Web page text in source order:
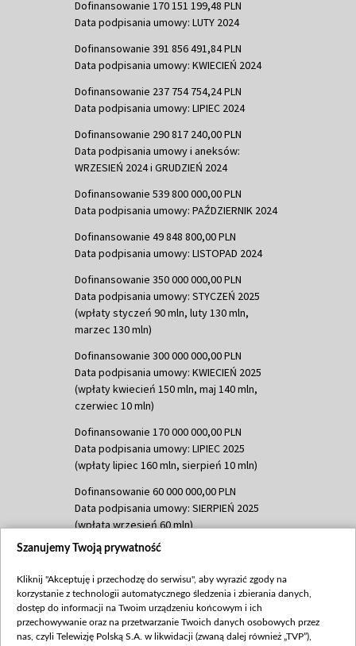
Dofinansowanie 170 151 199,48 PLN
Data podpisania umowy: LUTY 2024
Dofinansowanie 391 856 491,84 PLN
Data podpisania umowy: KWIECIEŃ 2024
Dofinansowanie 237 754 754,24 PLN
Data podpisania umowy: LIPIEC 2024
Dofinansowanie 290 817 240,00 PLN
Data podpisania umowy i aneksów:
WRZESIEŃ 2024 i GRUDZIEŃ 2024
Dofinansowanie 539 800 000,00 PLN
Data podpisania umowy: PAŹDZIERNIK 2024
Dofinansowanie 49 848 800,00 PLN
Data podpisania umowy: LISTOPAD 2024
Dofinansowanie 350 000 000,00 PLN
Data podpisania umowy: STYCZEŃ 2025
(wpłaty styczeń 90 mln, luty 130 mln,
marzec 130 mln)
Dofinansowanie 300 000 000,00 PLN
Data podpisania umowy: KWIECIEŃ 2025
(wpłaty kwiecień 150 mln, maj 140 mln,
czerwiec 10 mln)
Dofinansowanie 170 000 000,00 PLN
Data podpisania umowy: LIPIEC 2025
(wpłaty lipiec 160 mln, sierpień 10 mln)
Dofinansowanie 60 000 000,00 PLN
Data podpisania umowy: SIERPIEŃ 2025
(wpłata wrzesień 60 mln)
Dofinansowanie 635 783 051,21 PLN
(wpłata wrzesień 100 mln, październik 350
mln, listopad 265 mln)
Dofinansowanie 48 862 000,00 PLN
Szanujemy Twoją prywatność
Kliknij "Akceptuję i przechodzę do serwisu", aby wyrazić zgody na
korzystanie z technologii automatycznego śledzenia i zbierania danych,
dostęp do informacji na Twoim urządzeniu końcowym i ich
przechowywanie oraz na przetwarzanie Twoich danych osobowych przez
nas, czyli Telewizję Polską S.A. w likwidacji (zwaną dalej również „TVP”),